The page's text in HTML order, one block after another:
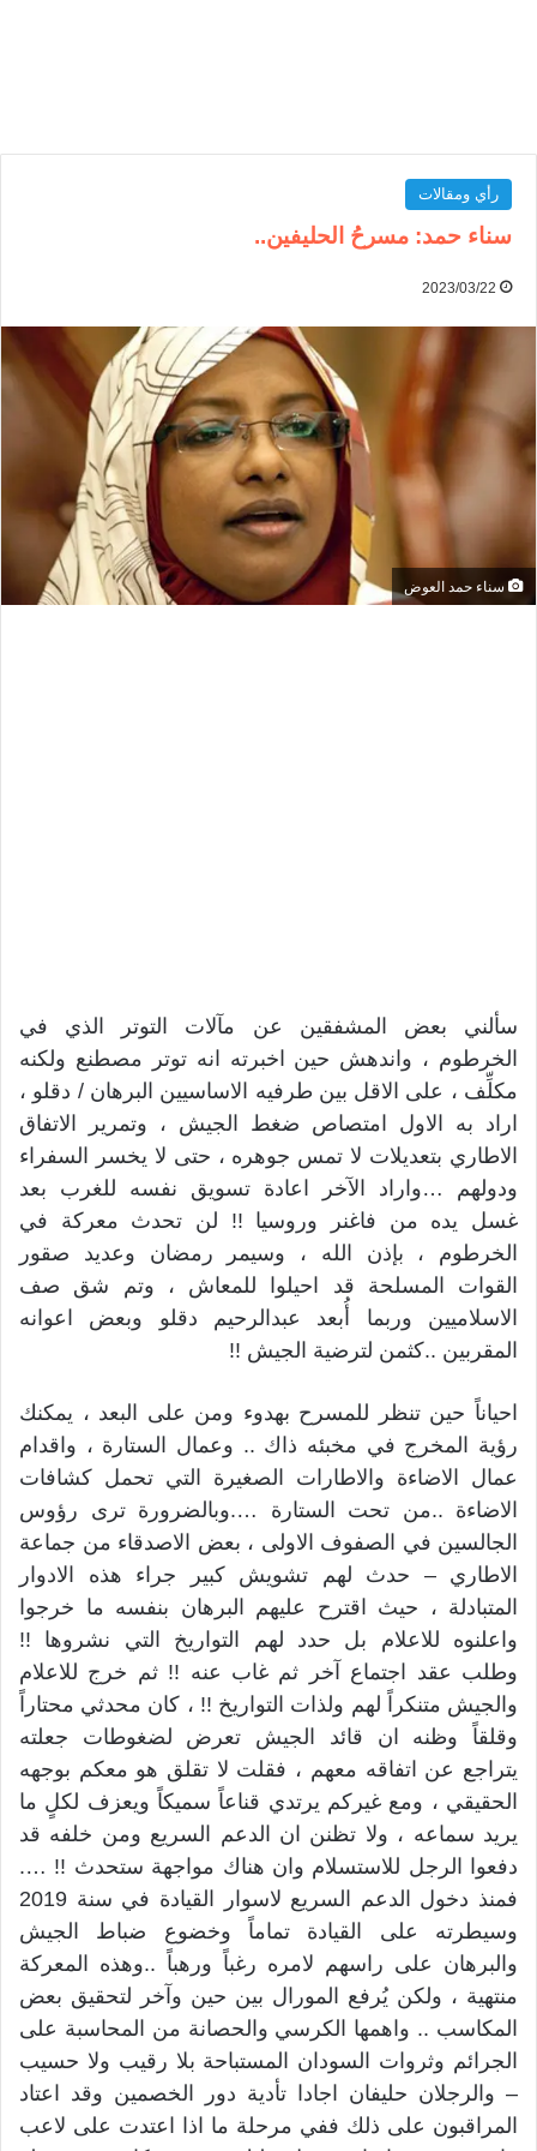
رأي ومقالات
سناء حمد: مسرحُ الحليفين..
2023/03/22
سناء حمد العوض
سألني بعض المشفقين عن مآلات التوتر الذي في
الخرطوم ، واندهش حين اخبرته انه توتر مصطنع ولكنه
مكلِّف ، على الاقل بين طرفيه الاساسيين البرهان / دقلو ،
اراد به الاول امتصاص ضغط الجيش ، وتمرير الاتفاق
الاطاري بتعديلات لا تمس جوهره ، حتى لا يخسر السفراء
ودولهم …واراد الآخر اعادة تسويق نفسه للغرب بعد
غسل يده من فاغنر وروسيا !! لن تحدث معركة في
الخرطوم ، بإذن الله ، وسيمر رمضان وعديد صقور
القوات المسلحة قد احيلوا للمعاش ، وتم شق صف
الاسلاميين وربما أُبعد عبدالرحيم دقلو وبعض اعوانه
المقربين ..كثمن لترضية الجيش !!
احياناً حين تنظر للمسرح بهدوء ومن على البعد ، يمكنك
رؤية المخرج في مخبئه ذاك .. وعمال الستارة ، واقدام
عمال الاضاءة والاطارات الصغيرة التي تحمل كشافات
الاضاءة ..من تحت الستارة ….وبالضرورة ترى رؤوس
الجالسين في الصفوف الاولى ، بعض الاصدقاء من جماعة
الاطاري – حدث لهم تشويش كبير جراء هذه الادوار
المتبادلة ، حيث اقترح عليهم البرهان بنفسه ما خرجوا
واعلنوه للاعلام بل حدد لهم التواريخ التي نشروها !!
وطلب عقد اجتماع آخر ثم غاب عنه !! ثم خرج للاعلام
والجيش متنكراً لهم ولذات التواريخ !! ، كان محدثي محتاراً
وقلقاً وظنه ان قائد الجيش تعرض لضغوطات جعلته
يتراجع عن اتفاقه معهم ، فقلت لا تقلق هو معكم بوجهه
الحقيقي ، ومع غيركم يرتدي قناعاً سميكاً ويعزف لكلٍ ما
يريد سماعه ، ولا تظنن ان الدعم السريع ومن خلفه قد
دفعوا الرجل للاستسلام وان هناك مواجهة ستحدث !! ….
فمنذ دخول الدعم السريع لاسوار القيادة في سنة 2019
وسيطرته على القيادة تماماً وخضوع ضباط الجيش
والبرهان على راسهم لامره رغباً ورهباً ..وهذه المعركة
منتهية ، ولكن يُرفع المورال بين حين وآخر لتحقيق بعض
المكاسب .. واهمها الكرسي والحصانة من المحاسبة على
الجرائم وثروات السودان المستباحة بلا رقيب ولا حسيب
– والرجلان حليفان اجادا تأدية دور الخصمين وقد اعتاد
المراقبون على ذلك ففي مرحلة ما اذا اعتدت على لاعب